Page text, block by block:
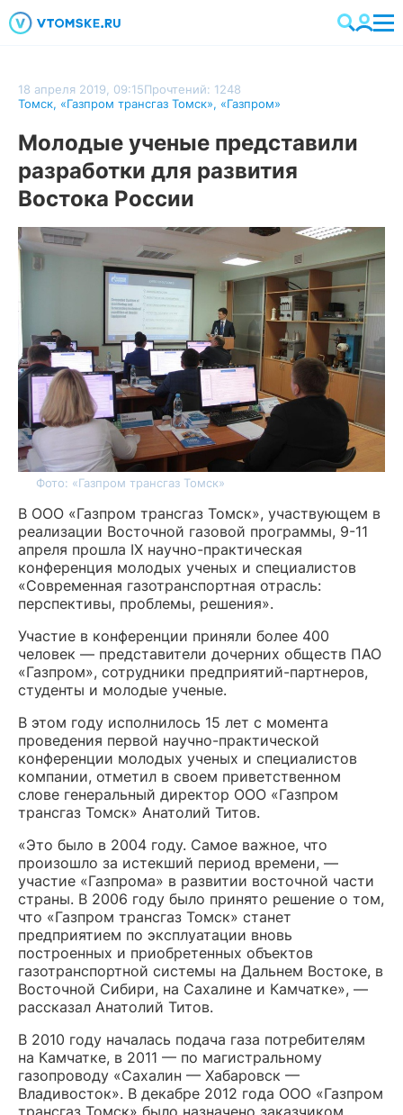
18 апреля 2019, 09:15Прочтений: 1248
Томск, «Газпром трансгаз Томск», «Газпром»
Молодые ученые представили
разработки для развития
Востока России
Фото: «Газпром трансгаз Томск»
В ООО «Газпром трансгаз Томск», участвующем в
реализации Восточной газовой программы, 9-11
апреля прошла IX научно-практическая
конференция молодых ученых и специалистов
«Современная газотранспортная отрасль:
перспективы, проблемы, решения».
Участие в конференции приняли более 400
человек — представители дочерних обществ ПАО
«Газпром», сотрудники предприятий-партнеров,
студенты и молодые ученые.
В этом году исполнилось 15 лет с момента
проведения первой научно-практической
конференции молодых ученых и специалистов
компании, отметил в своем приветственном
слове генеральный директор ООО «Газпром
трансгаз Томск» Анатолий Титов.
«Это было в 2004 году. Самое важное, что
произошло за истекший период времени, —
участие «Газпрома» в развитии восточной части
страны. В 2006 году было принято решение о том,
что «Газпром трансгаз Томск» станет
предприятием по эксплуатации вновь
построенных и приобретенных объектов
газотранспортной системы на Дальнем Востоке, в
Восточной Сибири, на Сахалине и Камчатке», —
рассказал Анатолий Титов.
В 2010 году началась подача газа потребителям
на Камчатке, в 2011 — по магистральному
газопроводу «Сахалин — Хабаровск —
Владивосток». В декабре 2012 года ООО «Газпром
трансгаз Томск» было назначено заказчиком